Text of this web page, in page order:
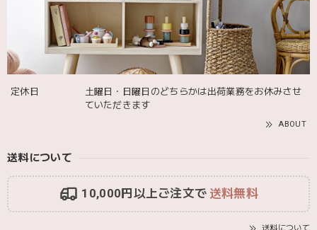
て嬉しかったです🎈誕生日に使わせて頂きます🫶
Adnil LAND アドニルランド | PULL ALONG PUPPY からだをくねくねさせながらついてくる プル アロング パピー プルトイ 木のおもちゃ
2025/12/02
定休日
土曜日・日曜日のどちらかは出荷業務をお休みさせ
ていただきます
ABOUT
送料について
10,000円以上ご注文で 送料無料